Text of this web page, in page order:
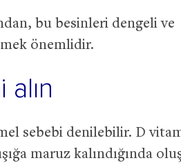
bu besinleri dengeli ve
önemlidir.
sebebi denilebilir. D
maruz kalındığında